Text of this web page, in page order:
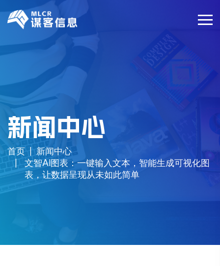
新闻中心
首页
新闻中心
文智AI图表：一键输入文本，智能生成可视化图
表，让数据呈现从未如此简单